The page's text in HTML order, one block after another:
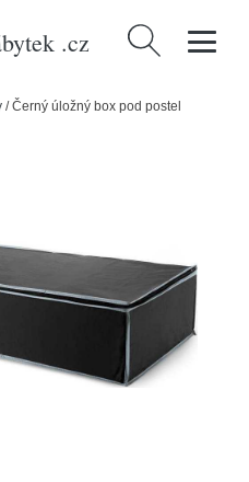
.cz Vyhledávání
/Černý úložný box pod postel